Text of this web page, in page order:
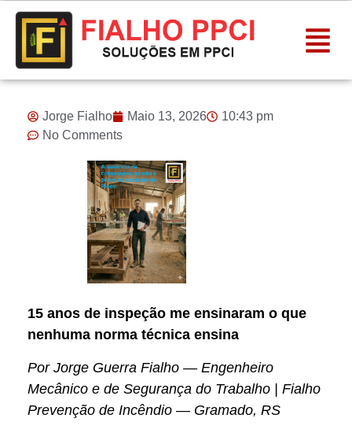
Jorge Fialho Maio 13, 2026
10:43 pm
No Comments
15 anos de inspeção me ensinaram o que
nenhuma norma técnica ensina
Por Jorge Guerra Fialho — Engenheiro
Mecânico e de Segurança do Trabalho | Fialho
Prevenção de Incêndio — Gramado, RS